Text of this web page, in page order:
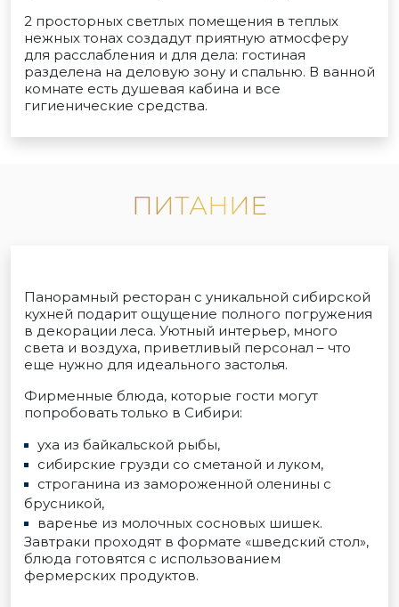
2 просторных светлых помещения в теплых
нежных тонах создадут приятную атмосферу
для расслабления и для дела: гостиная
разделена на деловую зону и спальню. В ванной
комнате есть душевая кабина и все
гигиенические средства.
ПИТАНИЕ
Панорамный ресторан с уникальной сибирской
кухней подарит ощущение полного погружения
в декорации леса. Уютный интерьер, много
света и воздуха, приветливый персонал – что
еще нужно для идеального застолья.
Фирменные блюда, которые гости могут
попробовать только в Сибири:
уха из байкальской рыбы,
сибирские грузди со сметаной и луком,
строганина из замороженной оленины с
брусникой,
варенье из молочных сосновых шишек.
Завтраки проходят в формате «шведский стол»,
блюда готовятся с использованием
фермерских продуктов.